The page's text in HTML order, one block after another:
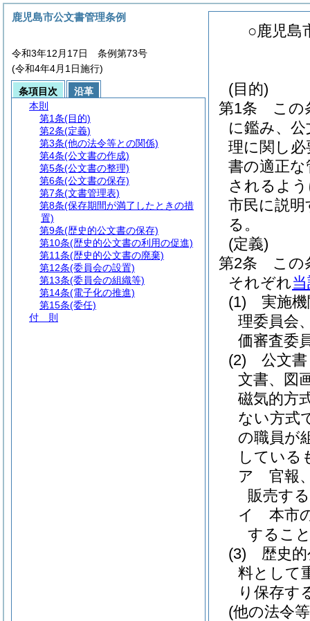
○鹿児島
(目的)
第1条
この
に鑑み、
理に関し
書の適正
されるよ
市民に説
る。
(定義)
第2条
この
それぞれ
(1)
実施
理委員会
価審査委
(2)
公文
文書、図
磁気的方
ない方式
の職員が
している
ア
官報
販売す
イ
本市
するこ
(3)
歴史
料として
り保存す
(他の法令
鹿児島市公文書管理条例
令和3年12月17日 条例第73号
(令和4年4月1日施行)
条項目次
沿革
本則
第1条(目的)
第2条(定義)
第3条(他の法令等との関係)
第4条(公文書の作成)
第5条(公文書の整理)
第6条(公文書の保存)
第7条(文書管理表)
第8条(保存期間が満了したときの措
置)
第9条(歴史的公文書の保存)
第10条(歴史的公文書の利用の促進)
第11条(歴史的公文書の廃棄)
第12条(委員会の設置)
第13条(委員会の組織等)
第14条(電子化の推進)
第15条(委任)
付 則